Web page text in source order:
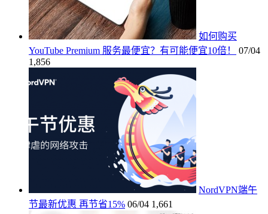
如何购买
YouTube Premium 服务最便宜？有可能便宜10倍！
07/04
1,856
NordVPN端午
节最新优惠 再节省15% 06/04 1,661